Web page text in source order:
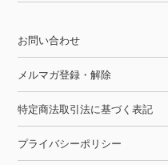
お問い合わせ
メルマガ登録・解除
特定商法取引法に基づく表記
プライバシーポリシー